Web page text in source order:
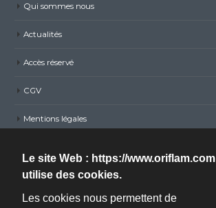
Le site Web : https://www.oriflam.com
utilise des cookies.
Les cookies nous permettent de
Qui sommes nous
Actualités
Accès réservé
CGV
Mentions légales
Nous contacter